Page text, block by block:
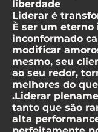
liberdade
Liderar é
È ser um
inconformado
modificar
mesmo, seu
ao seu redor,
melhores do
.Liderar
tanto que são
alta